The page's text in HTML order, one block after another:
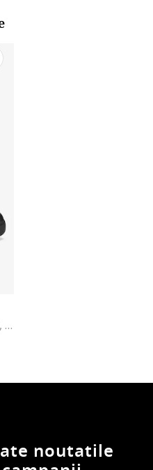
Pantofi sport barbati Sintetic, Negru, Negru
noutatile